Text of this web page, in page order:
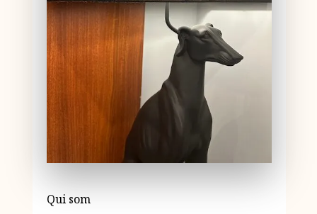
Qui som